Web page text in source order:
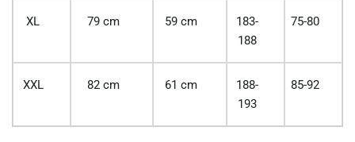
XL 79 cm 59 cm
183-
188
75-80
XXL 82 cm 61 cm
188-
193
85-92